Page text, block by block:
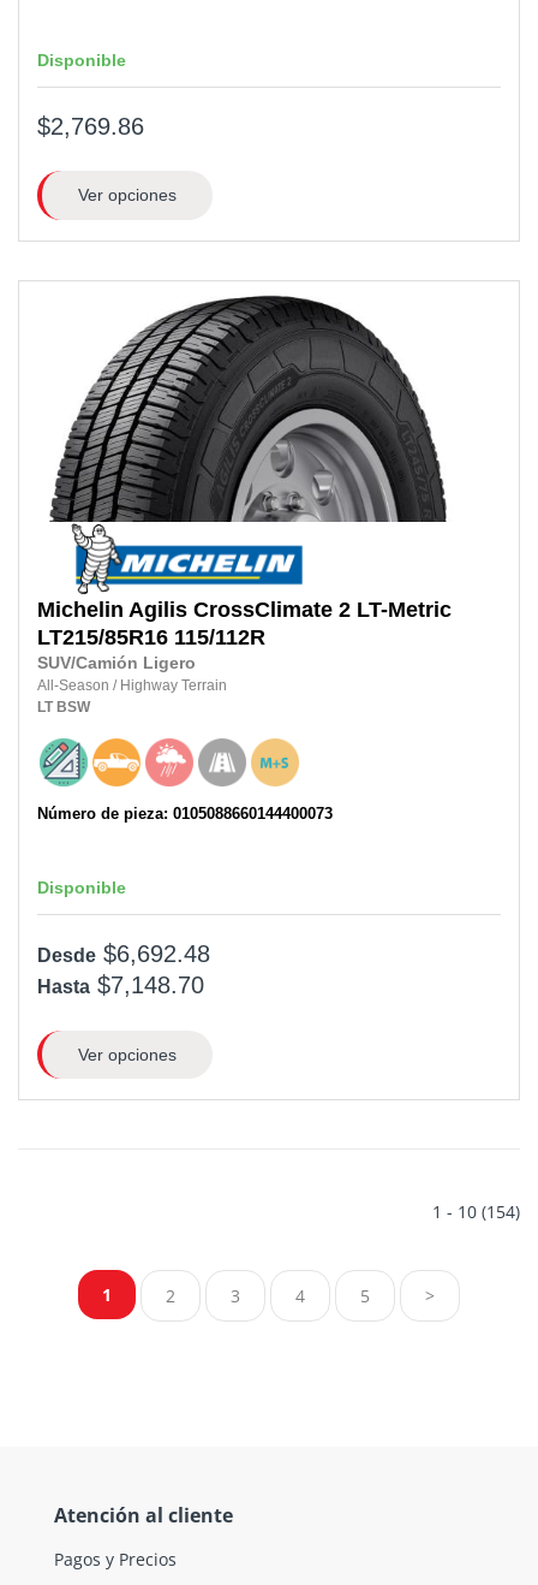
Disponible
$2,769.86
Ver opciones
Michelin Agilis CrossClimate 2 LT-Metric
LT215/85R16 115/112R
SUV/Camión Ligero
All-Season / Highway Terrain
LT BSW
Número de pieza: 0105088660144400073
Disponible
Desde $6,692.48
Hasta $7,148.70
Ver opciones
1 - 10 (154)
1 2 3 4 5 >
Atención al cliente
Pagos y Precios